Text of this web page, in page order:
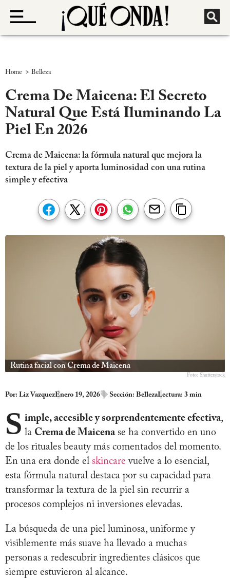
Home > Belleza
Crema De Maicena: El Secreto
Natural Que Está Iluminando La
Piel En 2026
Crema de Maicena: la fórmula natural que mejora la
textura de la piel y aporta luminosidad con una rutina
simple y efectiva
Rutina facial con Crema de Maicena
Foto: Shutterstock
Por: Liz VazquezEnero 19, 2026 Sección: BellezaLectura: 3 min
S imple, accesible y sorprendentemente efectiva,
la Crema de Maicenase ha convertido en uno
de los rituales beauty más comentados del momento.
En una era donde el skincarevuelve a lo esencial,
esta fórmula natural destaca por su capacidad para
transformar la textura de la piel sin recurrir a
procesos complejos ni inversiones elevadas.
La búsqueda de una piel luminosa, uniforme y
visiblemente más suave ha llevado a muchas
personas a redescubrir ingredientes clásicos que
siempre estuvieron al alcance.